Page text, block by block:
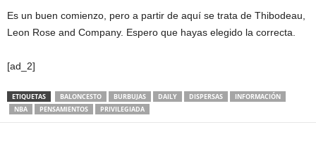
Es un buen comienzo, pero a partir de aquí se trata de Thibodeau,
Leon Rose and Company. Espero que hayas elegido la correcta.
[ad_2]
ETIQUETAS BALONCESTO BURBUJAS DAILY DISPERSAS
INFORMACIÓN
NBA
PENSAMIENTOS PRIVILEGIADA